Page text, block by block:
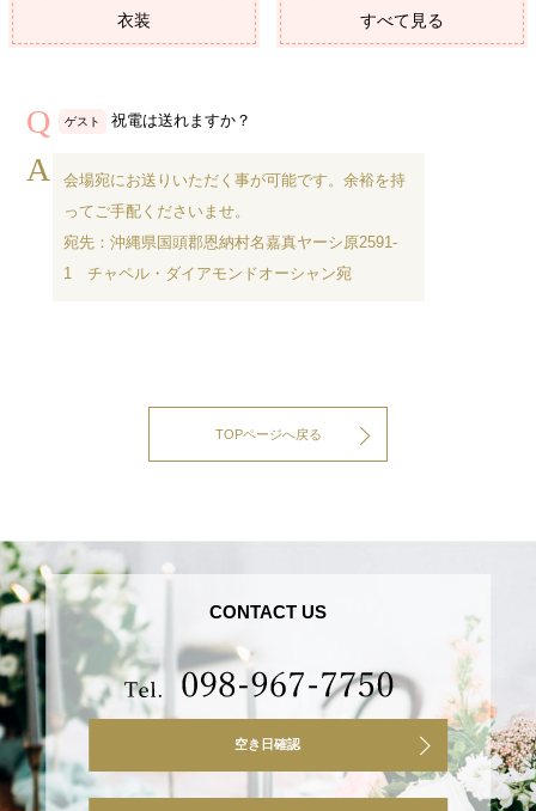
衣装 すべて見る
ゲスト 祝電は送れますか？
会場宛にお送りいただく事が可能です。余裕を持
ってご手配くださいませ。
宛先：沖縄県国頭郡恩納村名嘉真ヤーシ原2591-
1 チャペル・ダイアモンドオーシャン宛
TOPページへ戻る
CONTACT US
空き日確認